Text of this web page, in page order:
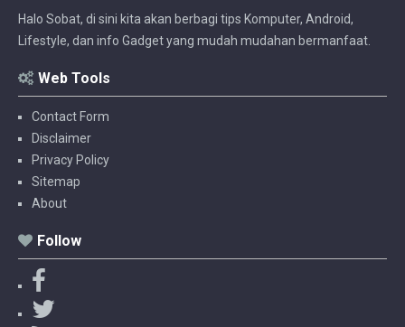
Halo Sobat, di sini kita akan berbagi tips Komputer, Android,
Lifestyle, dan info Gadget yang mudah mudahan bermanfaat.
Web Tools
Contact Form
Disclaimer
Privacy Policy
Sitemap
About
Follow
a
c